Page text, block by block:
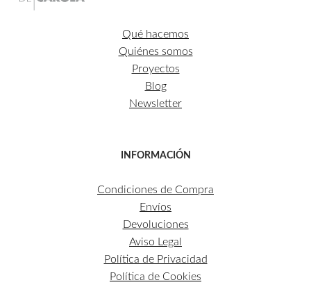
Qué hacemos
Quiénes somos
Proyectos
Blog
Newsletter
INFORMACIÓN
Condiciones de Compra
Envíos
Devoluciones
Aviso Legal
Política de Privacidad
Política de Cookies